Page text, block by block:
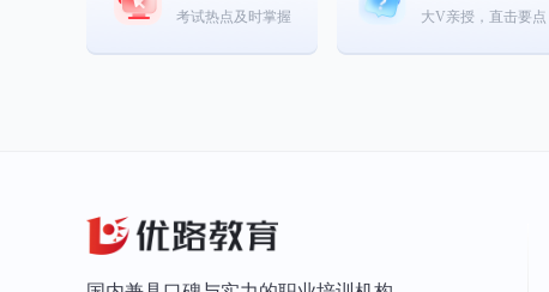
考试热点及时掌握 大V亲授，直击要点